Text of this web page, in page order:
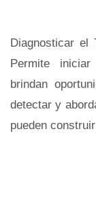
Diagnosticar el
Permite
brindan
detectar y
pueden